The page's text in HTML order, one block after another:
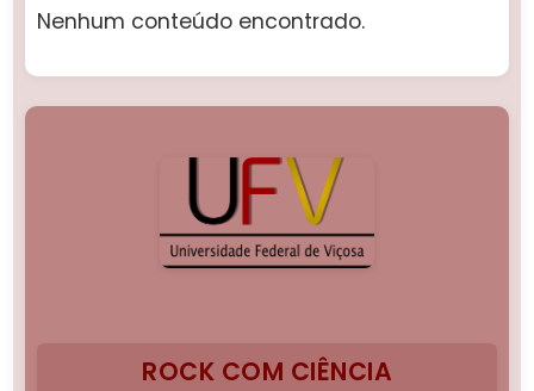
Nenhum conteúdo encontrado.
ROCK COM CIÊNCIA